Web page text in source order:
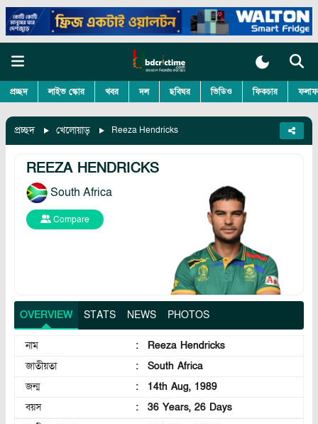
প্রচ্ছদ লাইভ স্কোর খবর দল ছবিঘর ভিডিও ফিকচার
প্রচ্ছদ খেলোয়াড় Reeza Hendricks
REEZA HENDRICKS
South Africa
Compare
OVERVIEW STATS NEWS PHOTOS
নাম :
Reeza Hendricks
জাতীয়তা
:
South Africa
জন্ম
:
14th Aug, 1989
বয়স
:
36 Years, 26 Days